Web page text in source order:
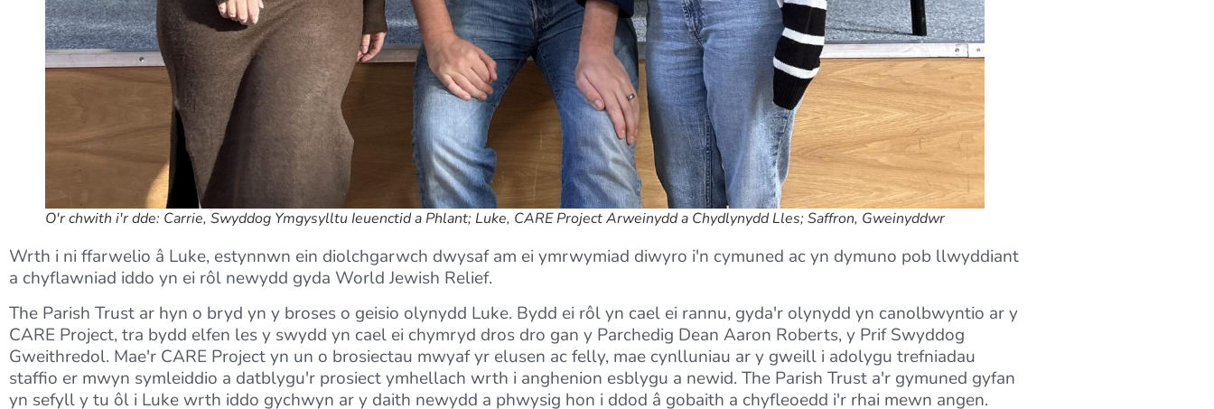
O'r chwith i'r dde: Carrie, Swyddog Ymgysylltu Ieuenctid a Phlant; Luke, CARE Project Arweinydd a Chydlynydd Lles; Saffron, Gweinyddwr
Wrth i ni ffarwelio â Luke, estynnwn ein diolchgarwch dwysaf am ei ymrwymiad diwyro i'n cymuned ac yn dymuno pob llwyddiant
a chyflawniad iddo yn ei rôl newydd gyda World Jewish Relief.
The Parish Trust ar hyn o bryd yn y broses o geisio olynydd Luke. Bydd ei rôl yn cael ei rannu, gyda'r olynydd yn canolbwyntio ar y
CARE Project, tra bydd elfen les y swydd yn cael ei chymryd dros dro gan y Parchedig Dean Aaron Roberts, y Prif Swyddog
Gweithredol. Mae'r CARE Project yn un o brosiectau mwyaf yr elusen ac felly, mae cynlluniau ar y gweill i adolygu trefniadau
staffio er mwyn symleiddio a datblygu'r prosiect ymhellach wrth i anghenion esblygu a newid. The Parish Trust a'r gymuned gyfan
yn sefyll y tu ôl i Luke wrth iddo gychwyn ar y daith newydd a phwysig hon i ddod â gobaith a chyfleoedd i'r rhai mewn angen.